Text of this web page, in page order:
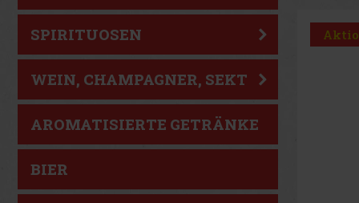
SPIRITUOSEN
WEIN, CHAMPAGNER, SEKT
AROMATISIERTE GETRÄNKE
BIER